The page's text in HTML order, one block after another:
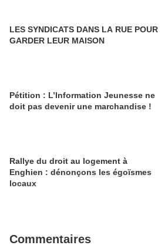
LES SYNDICATS DANS LA RUE POUR
GARDER LEUR MAISON
Pétition : L’Information Jeunesse ne
doit pas devenir une marchandise !
Rallye du droit au logement à
Enghien : dénonçons les égoïsmes
locaux
Commentaires